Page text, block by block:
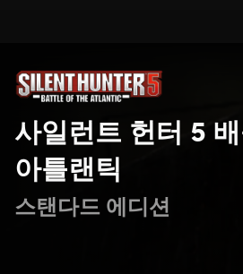
사일런트 헌터 5
아틀랜틱
스탠다드 에디션